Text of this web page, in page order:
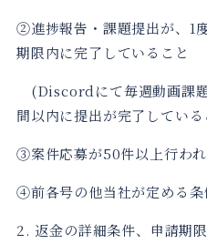
②進捗報告・課題提出が、1
期限内に完了していること
(Discordにて毎週動画課
間以内に提出が完了している
③案件応募が50件以上行われ
④前各号の他当社が定める条
2. 返金の詳細条件、申請期